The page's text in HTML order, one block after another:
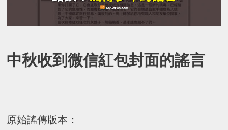
中秋收到微信紅包封面的謠言
原始謠傳版本：